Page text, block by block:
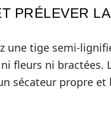
PRÉLEVER
une tige semi-
ni fleurs ni
sécateur propre